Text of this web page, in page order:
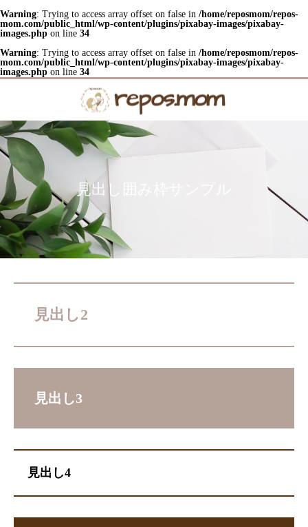
Warning: Trying to access array offset on false in /home/reposmom/repos-
mom.com/public_html/wp-content/plugins/pixabay-images/pixabay-
images.php on line 34
Warning: Trying to access array offset on false in /home/reposmom/repos-
mom.com/public_html/wp-content/plugins/pixabay-images/pixabay-
images.php on line 34
見出し囲み枠サンプル
見出し2
見出し3
見出し4